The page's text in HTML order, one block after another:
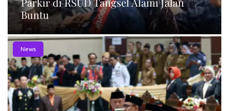
Buntu
News